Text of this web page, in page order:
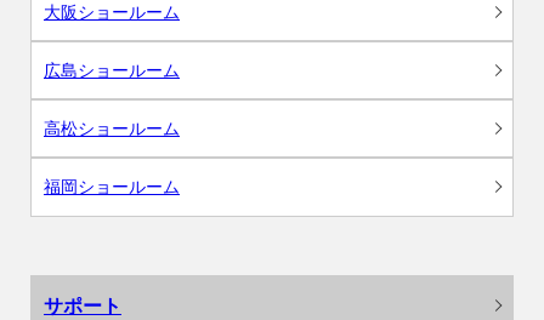
大阪ショールーム
広島ショールーム
高松ショールーム
福岡ショールーム
サポート